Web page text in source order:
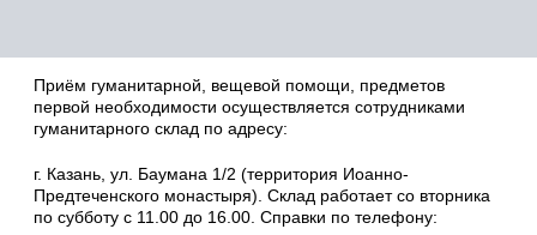
Приём гуманитарной, вещевой помощи, предметов
первой необходимости осуществляется сотрудниками
гуманитарного склад по адресу:
г. Казань, ул. Баумана 1/2 (территория Иоанно-
Предтеченского монастыря). Склад работает со вторника
по субботу с 11.00 до 16.00. Справки по телефону: